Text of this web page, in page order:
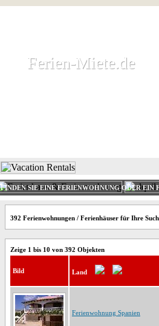
Ferien-Miete.de
Ferien-Miete.de
FINDEN SIE EINE FERIENWOHNUNG ODER EIN
392 Ferienwohnungen / Ferienhäuser für Ihre
Zeige 1 bis 10 von 392 Objekten
Bild Land
Ferienwohnung Spanien